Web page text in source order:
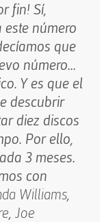
fin! Sí,
número
que
número...
Y es que el
descubrir
diez discos
Por ello,
3 meses.
con
Williams,
, Joe